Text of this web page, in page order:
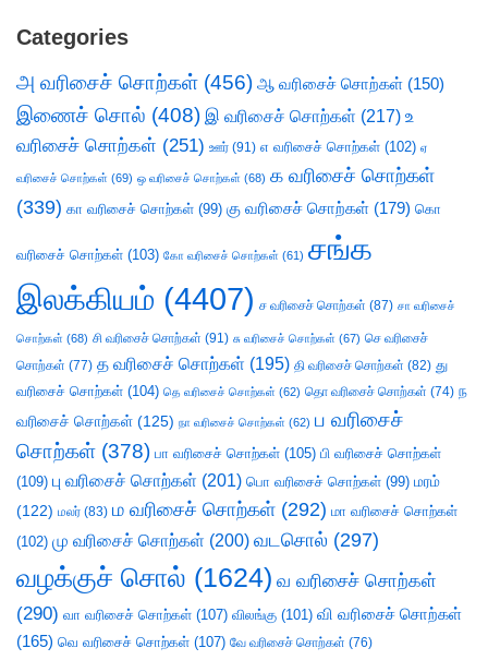
Categories
அ வரிசைச் சொற்கள் (456) ஆ வரிசைச் சொற்கள் (150)
இணைச் சொல் (408) இ வரிசைச் சொற்கள் (217) உ
வரிசைச் சொற்கள் (251) ஊர் (91) எ வரிசைச் சொற்கள் (102) ஏ
வரிசைச் சொற்கள் (69) ஒ வரிசைச் சொற்கள் (68) க வரிசைச் சொற்கள்
(339) கா வரிசைச் சொற்கள் (99) கு வரிசைச் சொற்கள் (179) கொ
வரிசைச் சொற்கள் (103) கோ வரிசைச் சொற்கள் (61) சங்க
இலக்கியம் (4407) ச வரிசைச் சொற்கள் (87) சா வரிசைச்
சொற்கள் (68) சி வரிசைச் சொற்கள் (91) சு வரிசைச் சொற்கள் (67) செ வரிசைச்
சொற்கள் (77) த வரிசைச் சொற்கள் (195) தி வரிசைச் சொற்கள் (82) து
வரிசைச் சொற்கள் (104) தெ வரிசைச் சொற்கள் (62) தொ வரிசைச் சொற்கள் (74) ந
வரிசைச் சொற்கள் (125) நா வரிசைச் சொற்கள் (62) ப வரிசைச்
சொற்கள் (378) பா வரிசைச் சொற்கள் (105) பி வரிசைச் சொற்கள்
(109) பு வரிசைச் சொற்கள் (201) பொ வரிசைச் சொற்கள் (99) மரம்
(122) மலர் (83) ம வரிசைச் சொற்கள் (292) மா வரிசைச் சொற்கள்
(102) மு வரிசைச் சொற்கள் (200) வடசொல் (297)
வழக்குச் சொல் (1624) வ வரிசைச் சொற்கள்
(290) வா வரிசைச் சொற்கள் (107) விலங்கு (101) வி வரிசைச் சொற்கள்
(165) வெ வரிசைச் சொற்கள் (107) வே வரிசைச் சொற்கள் (76)